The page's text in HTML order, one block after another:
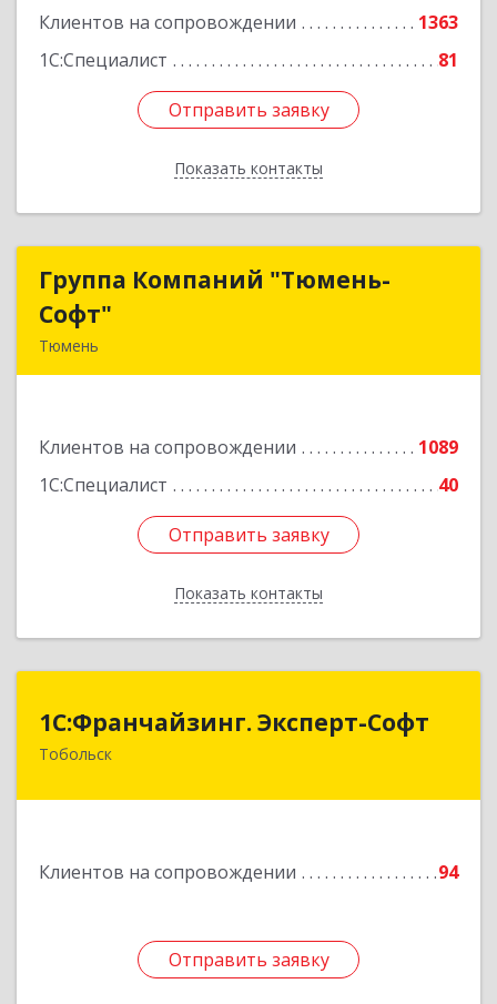
Клиентов на сопровождении
1363
1С:Специалист
81
Отправить заявку
Показать контакты
Отправить заявку
Назад
Группа Компаний "Тюмень-
Софт"
Тюмень
Клиентов на сопровождении
1089
1С:Специалист
40
Отправить заявку
Показать контакты
Группа Компаний "Тюмень-
Подробнее
Отправить заявку
Назад
1С:Франчайзинг. Эксперт-Софт
Тобольск
Клиентов на сопровождении 94
Отправить заявку
1С:Франчайзинг. Эксперт-Софт
626150, Тюменская обл, Тобольск г, 7-й мкр,
Отправить заявку